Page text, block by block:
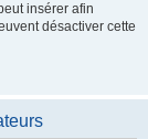
insérer afin
désactiver cette